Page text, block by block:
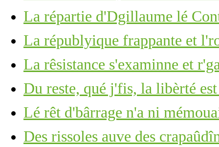
La répartie d'Dgillaume lé
La républyique frappante et
La rêsistance s'examinne et
Du reste, qué j'fis, la libèrté
Lé rêt d'bârrage n'a ni
Des rissoles auve des